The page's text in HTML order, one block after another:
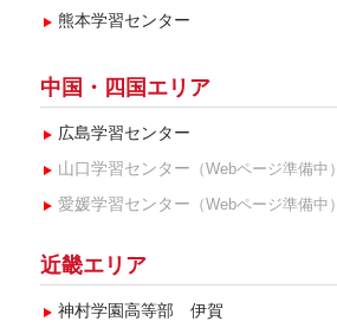
熊本学習センター
中国・四国エリア
広島学習センター
山口学習センター （Webページ準備中）
愛媛学習センター （Webページ準備中）
近畿エリア
神村学園高等部 伊賀